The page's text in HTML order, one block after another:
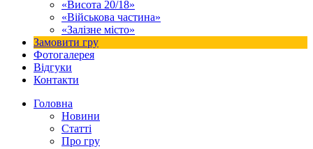
«Висота 20/18»
«Військова частина»
«Залізне місто»
Замовити гру
Фотогалерея
Відгуки
Контакти
Головна
Новини
Статті
Про гру